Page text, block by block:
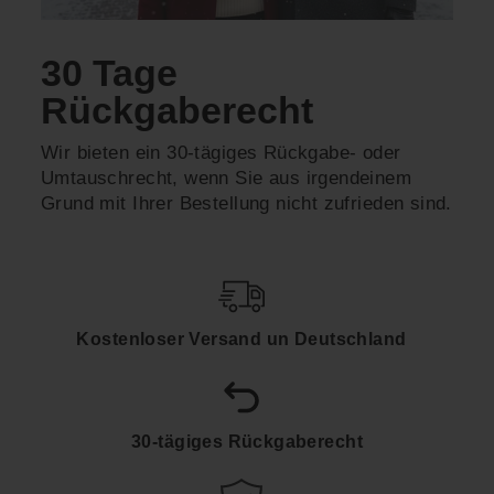
30 Tage
Rückgaberecht
Wir bieten ein 30-tägiges Rückgabe- oder
Umtauschrecht, wenn Sie aus irgendeinem
Grund mit Ihrer Bestellung nicht zufrieden sind.
Kostenloser Versand un Deutschland
30-tägiges Rückgaberecht